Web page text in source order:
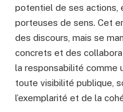
potentiel de ses actions,
porteuses de sens. Cet
des discours, mais se
concrets et des
la responsabilité comme
toute visibilité publique,
l’exemplarité et de la